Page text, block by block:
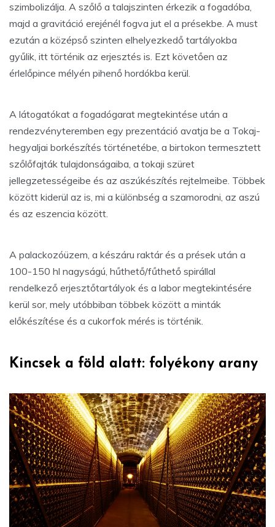
szimbolizálja. A szőlő a talajszinten érkezik a fogadóba,
majd a gravitáció erejénél fogva jut el a présekbe. A must
ezután a középső szinten elhelyezkedő tartályokba
gyűlik, itt történik az erjesztés is. Ezt követően az
érlelőpince mélyén pihenő hordókba kerül.
A látogatókat a fogadógarat megtekintése után a
rendezvényteremben egy prezentáció avatja be a Tokaj-
hegyaljai borkészítés történetébe, a birtokon termesztett
szőlőfajták tulajdonságaiba, a tokaji szüret
jellegzetességeibe és az aszúkészítés rejtelmeibe. Többek
között kiderül az is, mi a különbség a szamorodni, az aszú
és az eszencia között.
A palackozóüzem, a készáru raktár és a prések után a
100-150 hl nagyságú, hűthető/fűthető spirállal
rendelkező erjesztőtartályok és a labor megtekintésére
kerül sor, mely utóbbiban többek között a minták
előkészítése és a cukorfok mérés is történik.
Kincsek a föld alatt: folyékony arany